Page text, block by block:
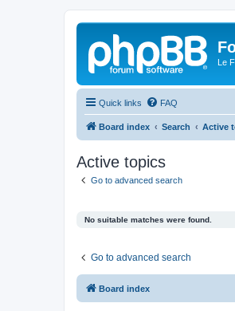
Le
Quick links FAQ
Board index Search Active
Active topics
Go to advanced search
No suitable matches were found.
Go to advanced search
Board index